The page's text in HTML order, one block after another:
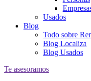
Usados
Blog
Todo sobre
Blog Localiza
Blog Usados
Te asesoramos